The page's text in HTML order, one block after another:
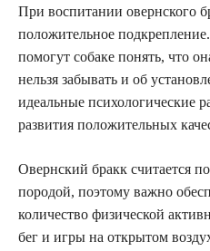
При воспитании овернского
положительное
помогут собаке понять, что
нельзя забывать и об
идеальные психологические
развития положительных
Овернский бракк считается
породой, поэтому важно
количество физической
бег и игры на открытом